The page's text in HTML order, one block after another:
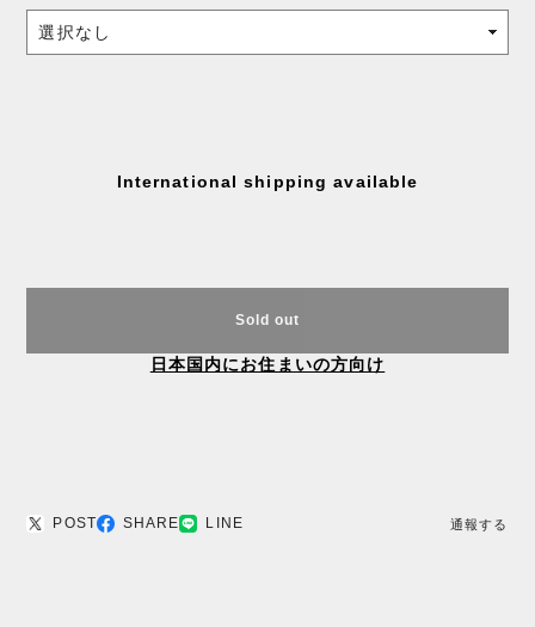
International shipping available
Sold out
日本国内にお住まいの方向け
POST SHARE LINE 通報する